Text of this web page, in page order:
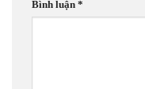
Bình luận *